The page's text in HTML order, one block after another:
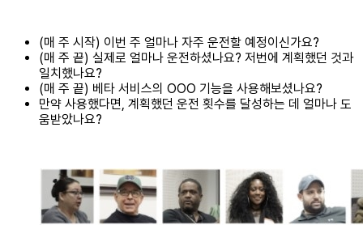
(매 주 시작) 이번 주 얼마나 자주 운전할 예정이신가요?
(매 주 끝) 실제로 얼마나 운전하셨나요? 저번에 계획했던 것과
일치했나요?
(매 주 끝) 베타 서비스의 OOO 기능을 사용해보셨나요?
만약 사용했다면, 계획했던 운전 횟수를 달성하는 데 얼마나 도
움받았나요?